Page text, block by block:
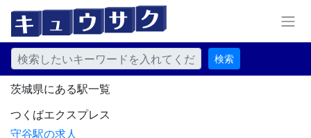
検索
茨城県にある駅一覧
つくばエクスプレス
守谷駅の求人